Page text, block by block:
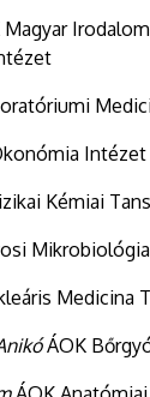
Intézet
Kémiai
Mikrobiológia
Medicina
ÁOK